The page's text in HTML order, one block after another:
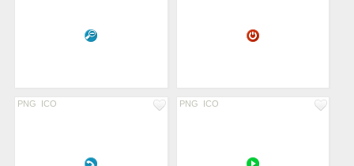
PNG ICO PNG ICO